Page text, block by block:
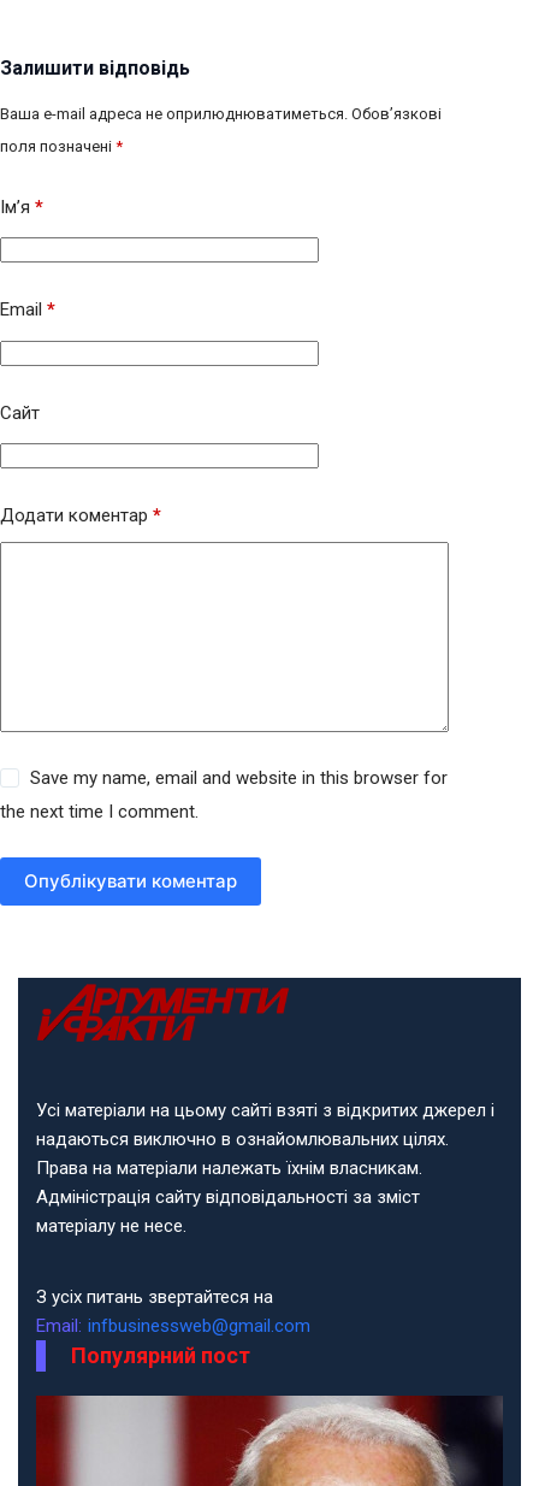
Залишити відповідь
Ваша e-mail адреса не оприлюднюватиметься. Обов’язкові
поля позначені *
Ім’я *
Email *
Сайт
Додати коментар *
Save my name, email and website in this browser for
the next time I comment.
Опублікувати коментар
Усі матеріали на цьому сайті взяті з відкритих джерел і
надаються виключно в ознайомлювальних цілях.
Права на матеріали належать їхнім власникам.
Адміністрація сайту відповідальності за зміст
матеріалу не несе.
З усіх питань звертайтеся на
Email: infbusinessweb@gmail.com
Популярний пост